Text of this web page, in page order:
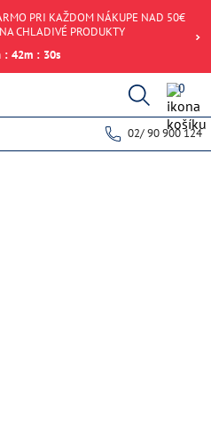
PRI KAŽDOM NÁKUPE NAD 50€
CHLADIVÉ PRODUKTY
: 42m : 30s
0
02/ 90 900 124